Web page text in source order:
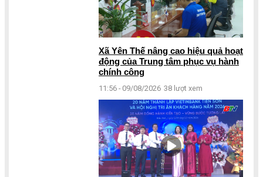
Xã Yên Thế nâng cao hiệu quả hoạt
động của Trung tâm phục vụ hành
chính công
11:56 - 09/08/2026 38 lượt xem